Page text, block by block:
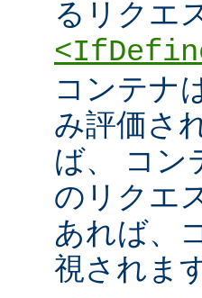
るリクエ
コンテナ
み評価さ
ば、 コン
のリクエ
あれば、
視されま